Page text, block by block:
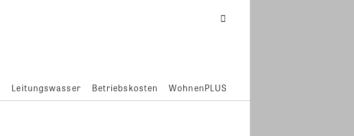
Leitungswasser Betriebskosten WohnenPLUS